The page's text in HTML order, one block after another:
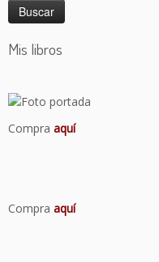
Mis libros
Compra aquí
Compra aquí